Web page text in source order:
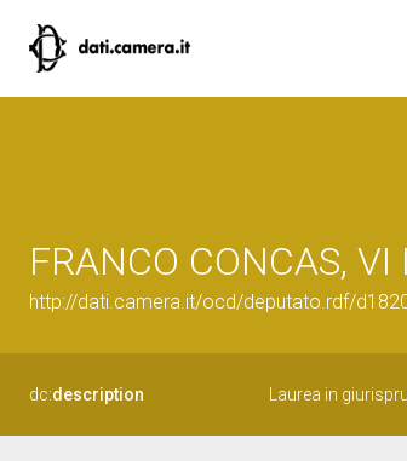
FRANCO CONCAS,
http://dati.camera.it/ocd/deputato.rdf/
dc:description Laurea in